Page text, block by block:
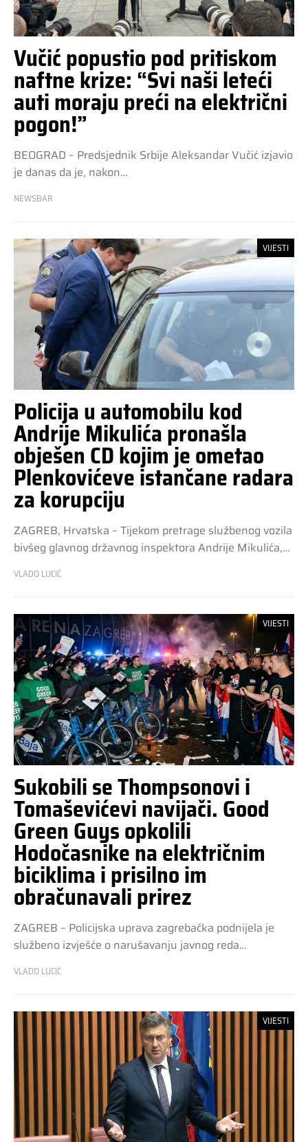
Vučić popustio pod pritiskom
naftne krize: “Svi naši leteći
auti moraju preći na električni
pogon!”
BEOGRAD – Predsjednik Srbije Aleksandar Vučić izjavio
je danas da je, nakon…
NEWSBAR
VIJESTI
Policija u automobilu kod
Andrije Mikulića pronašla
obješen CD kojim je ometao
Plenkovićeve istančane radara
za korupciju
ZAGREB, Hrvatska – Tijekom pretrage službenog vozila
bivšeg glavnog državnog inspektora Andrije Mikulića,…
VLADO LUCIĆ
VIJESTI
Sukobili se Thompsonovi i
Tomaševićevi navijači. Good
Green Guys opkolili
Hodočasnike na električnim
biciklima i prisilno im
obračunavali prirez
ZAGREB – Policijska uprava zagrebačka podnijela je
službeno izvješće o narušavanju javnog reda…
VLADO LUCIĆ
VIJESTI